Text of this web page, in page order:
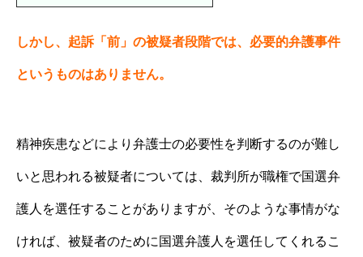
しかし、起訴「前」の被疑者段階では、必要的弁護事件
というものはありません。
精神疾患などにより弁護士の必要性を判断するのが難し
いと思われる被疑者については、裁判所が職権で国選弁
護人を選任することがありますが、そのような事情がな
ければ、被疑者のために国選弁護人を選任してくれるこ